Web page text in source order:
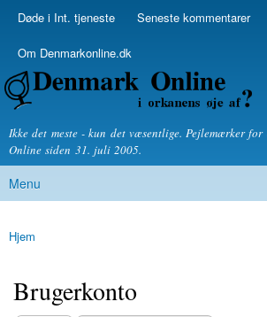
Skip to
Secondary menu
Døde i Int. tjeneste Seneste kommentarer
Om Denmarkonline.dk
Denmarkonline.dk -
Ikke det meste - kun det væsentlige. Pejlemærker for
Online siden 31. juli 2005.
Main menu
Menu
You are here
Hjem
Brugerkonto